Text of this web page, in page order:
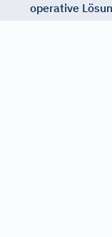
operative